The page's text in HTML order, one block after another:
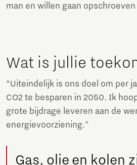
man en willen gaan opschroeven
Wat is jullie
“Uiteindelijk is ons doel om per
CO2 te besparen in 2050. Ik
grote bijdrage leveren aan de
energievoorziening."
Gas, olie en kolen